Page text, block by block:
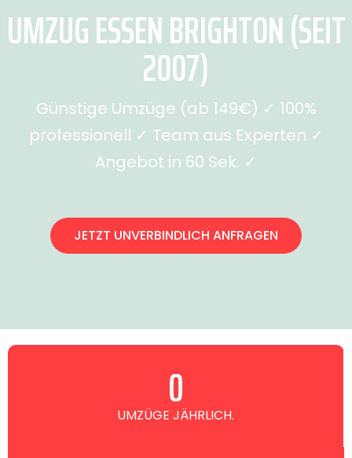
UMZUG ESSEN BRIGHTON (SEIT
2007)
Günstige Umzüge (ab 149€) ✓ 100%
professionell ✓ Team aus Experten ✓
Angebot in 60 Sek. ✓
JETZT UNVERBINDLICH ANFRAGEN
UMZÜGE JÄHRLICH.
0